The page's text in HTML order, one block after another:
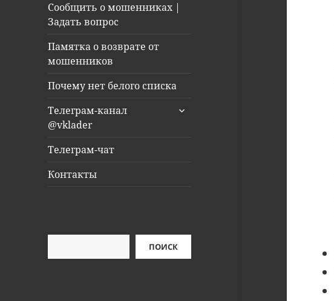
Сообщить о мошенниках |
Задать вопрос
Памятка о возврате от
мошенников
Почему нет белого списка
Телеграм-канал
@vklader
раскрыть
Телеграм-чат
Контакты
ПОИСК